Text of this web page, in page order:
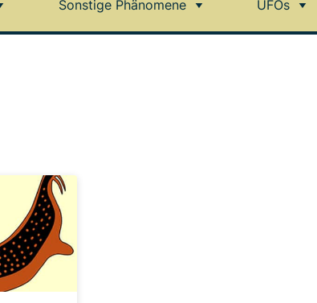
Sonstige Phänomene UFOs